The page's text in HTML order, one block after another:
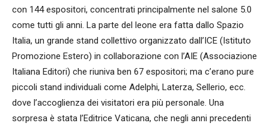
con 144 espositori, concentrati principalmente nel salone 5.0
come tutti gli anni. La parte del leone era fatta dallo Spazio
Italia, un grande stand collettivo organizzato dall’ICE (Istituto
Promozione Estero) in collaborazione con l’AIE (Associazione
Italiana Editori) che riuniva ben 67 espositori; ma c’erano pure
piccoli stand individuali come Adelphi, Laterza, Sellerio, ecc.
dove l’accoglienza dei visitatori era più personale. Una
sorpresa è stata l’Editrice Vaticana, che negli anni precedenti